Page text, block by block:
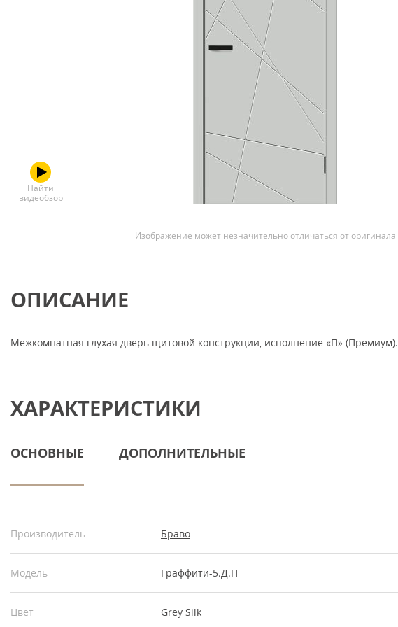
Найти
видеобзор
Изображение может незначительно отличаться от оригинала
ОПИСАНИЕ
Межкомнатная глухая дверь щитовой конструкции, исполнение «П» (Премиум).
ХАРАКТЕРИСТИКИ
ОСНОВНЫЕ ДОПОЛНИТЕЛЬНЫЕ
Производитель Браво
Модель Граффити-5.Д.П
Цвет Grey Silk